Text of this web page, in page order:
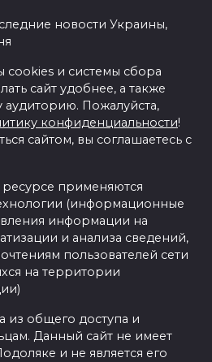
новости Украины,
и системы сбора
сайт удобнее, а также
Пожалуйста,
конфиденциальности!
сайтом, вы соглашаетесь с
применяются
(информационные
информации на
и анализа сведений,
пользователей сети
на территории
из общего доступа и
Данный сайт не имеет
и не является его